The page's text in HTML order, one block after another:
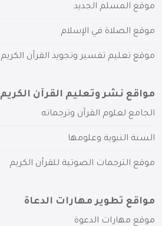
موقع المسلم الجديد
موقع الصلاة في الإسلام
موقع تعليم تفسير وتجويد القرآن الكريم
مواقع نشر وتعليم القرآن الكريم
الجامع لعلوم القرآن وترجماته
السنة النبوية وعلومها
موقع الترجمات الصوتية للقرآن الكريم
مواقع تطوير مهارات الدعاة
موقع مهارات الدعوة